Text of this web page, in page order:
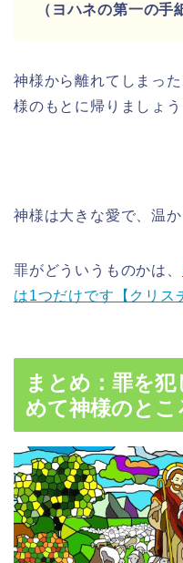
（ヨハネの第一の手
神様から離れてしまっ
様のもとに帰りましょう
神様は大きな愛で、温
罪がどういうものかは、
は1つだけです【クリス
まとめ：罪を
めて神様のとこ